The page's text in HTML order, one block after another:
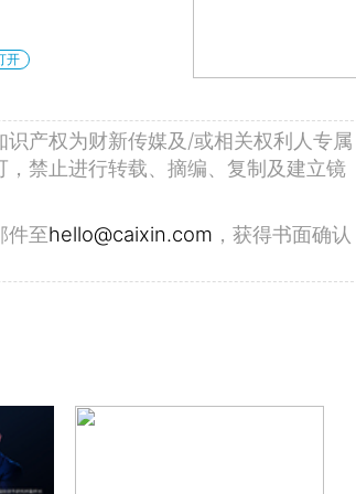
开
识产权为财新传媒及/或相关权利人专属
，禁止进行转载、摘编、复制及建立镜
件至hello@caixin.com ，获得书面确认